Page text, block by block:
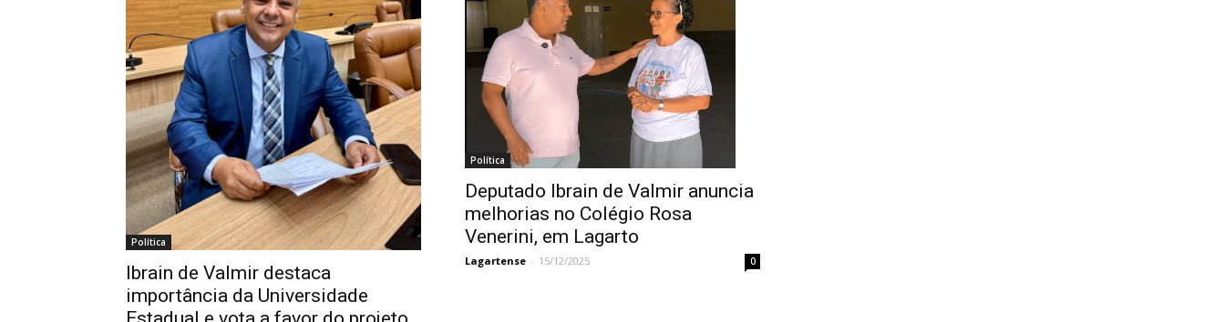
Política
Ibrain de Valmir destaca
importância da Universidade
Política
Deputado Ibrain de Valmir anuncia
melhorias no Colégio Rosa
Venerini, em Lagarto
Lagartense - 15/12/2025 0